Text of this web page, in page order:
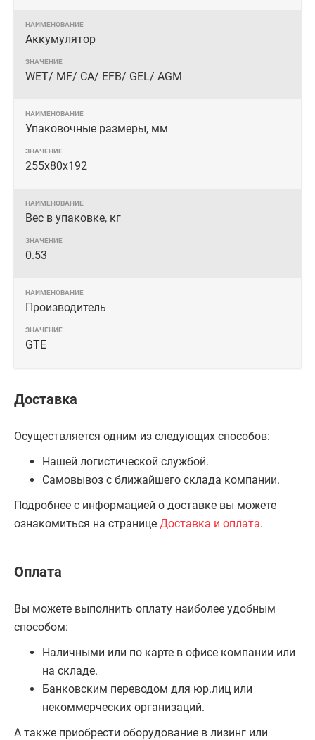
Аккумулятор
WET/ MF/ СА/ EFB/ GEL/ AGM
Упаковочные размеры, мм
255х80х192
Вес в упаковке, кг
0.53
Производитель
GTE
Доставка
Осуществляется одним из следующих способов:
Нашей логистической службой.
Самовывоз с ближайшего склада компании.
Подробнее с информацией о доставке вы можете
ознакомиться на странице Доставка и оплата.
Оплата
Вы можете выполнить оплату наиболее удобным
способом:
Наличными или по карте в офисе компании или
на складе.
Банковским переводом для юр.лиц или
некоммерческих организаций.
А также приобрести оборудование в лизинг или